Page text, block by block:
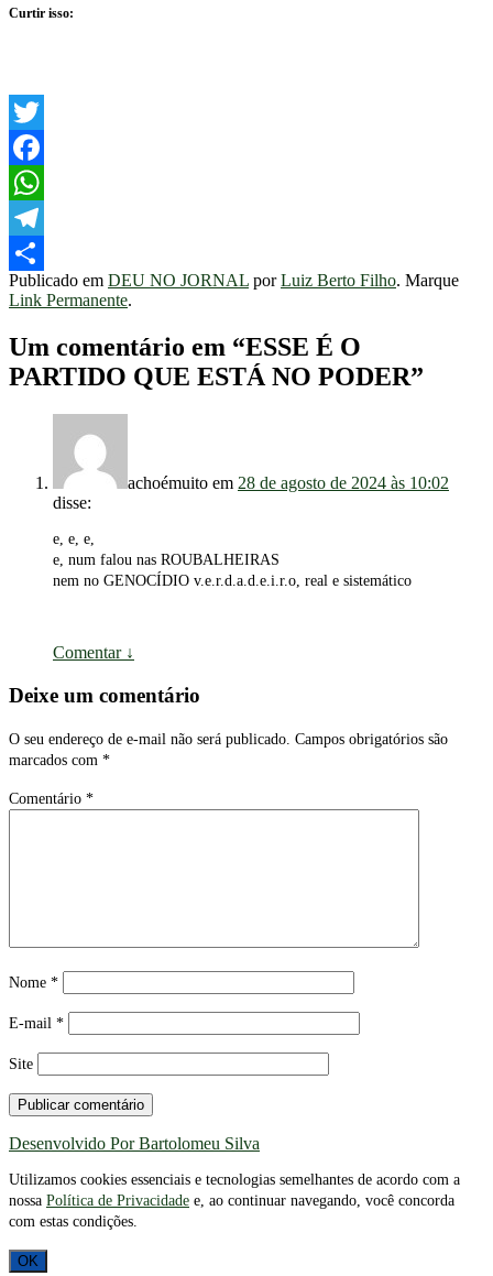
Curtir isso:
Twitter
Facebook
WhatsApp
Telegram
Share
Publicado em DEU NO JORNAL porLuiz Berto Filho. Marque
Link Permanente.
Um comentário em “ESSE É O
PARTIDO QUE ESTÁ NO PODER”
achoémuito em 28 de agosto de 2024 às 10:02
disse:
e, e, e,
e, num falou nas ROUBALHEIRAS
nem no GENOCÍDIO v.e.r.d.a.d.e.i.r.o, real e sistemático
Comentar ↓
Deixe um comentário
O seu endereço de e-mail não será publicado. Campos obrigatórios são
marcados com *
Comentário *
Nome *
E-mail *
Site
Desenvolvido Por Bartolomeu Silva
Utilizamos cookies essenciais e tecnologias semelhantes de acordo com a
nossa Política de Privacidade e, ao continuar navegando, você concorda
com estas condições.
OK